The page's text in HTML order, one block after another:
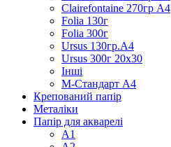
Clairefontaine 270гр А4
Folia 130г
Folia 300г
Ursus 130гр.А4
Ursus 300г 20х30
Інші
М-Стандарт А4
Крепований папір
Металіки
Папір для акварелі
А1